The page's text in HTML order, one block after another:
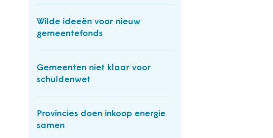
Wilde ideeën voor nieuw
gemeentefonds
Gemeenten niet klaar voor
schuldenwet
Provincies doen inkoop energie
samen